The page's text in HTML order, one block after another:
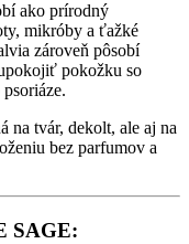
ako prírodný
mikróby a ťažké
zároveň pôsobí
pokožku so
na tvár, dekolt, ale aj na
bez parfumov a
SAGE: